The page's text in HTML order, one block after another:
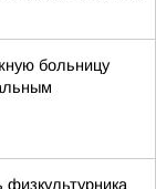
больницу